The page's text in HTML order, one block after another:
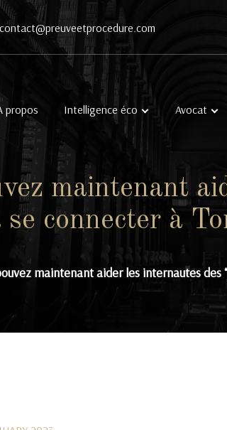
contact@preuveetprocedure.com
propos Intelligence éco Avocat
maintenant
se connecter à
maintenant aider les internautes